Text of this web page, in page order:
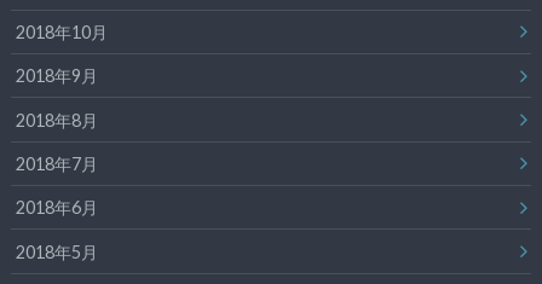
2018年10月
2018年9月
2018年8月
2018年7月
2018年6月
2018年5月